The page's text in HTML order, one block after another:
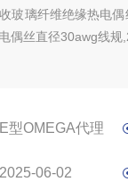
玻璃纤维绝缘热电
偶丝直径30awg线规
E型OMEGA代理
2025-06-02